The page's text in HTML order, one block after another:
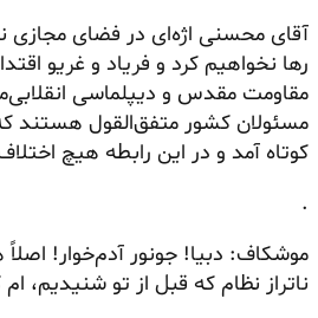
آقای محسنی اژه‌ای در فضای مجازی
رها نخواهیم کرد و فریاد و غریو
مقاومت مقدس و دیپلماسی
مسئولان کشور متفق‌القول هستند
کوتاه آمد و در این رابطه هیچ
.
موشکاف: دبیا! جونور آدم‌خوار!
ناتراز نظام که قبل از تو شنیدیم،